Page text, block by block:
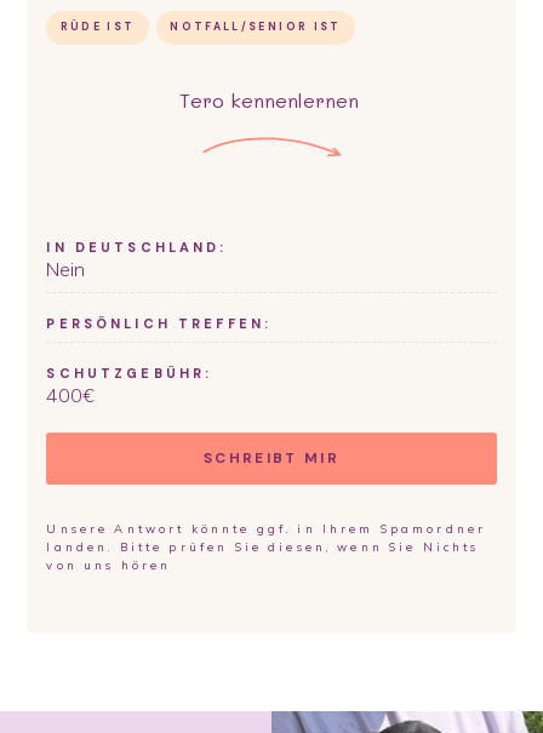
RÜDE IST NOTFALL/SENIOR IST
Tero kennenlernen
IN DEUTSCHLAND:
Nein
PERSÖNLICH TREFFEN:
SCHUTZGEBÜHR:
400€
SCHREIBT MIR
Unsere Antwort könnte ggf. in Ihrem Spamordner
landen. Bitte prüfen Sie diesen, wenn Sie Nichts
von uns hören